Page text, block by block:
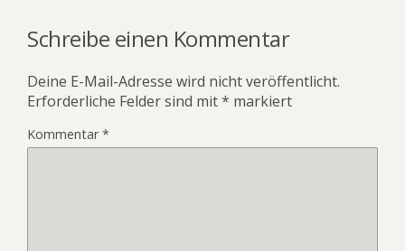
Schreibe einen Kommentar
Deine E-Mail-Adresse wird nicht veröffentlicht.
Erforderliche Felder sind mit* markiert
Kommentar*